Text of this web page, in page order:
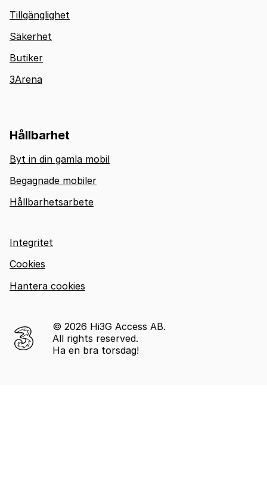
Tillgänglighet
Säkerhet
Butiker
3Arena
Hållbarhet
Byt in din gamla mobil
Begagnade mobiler
Hållbarhetsarbete
© 2026 Hi3G Access AB.
All rights reserved.
Ha en bra torsdag!
Integritet
Cookies
Hantera cookies